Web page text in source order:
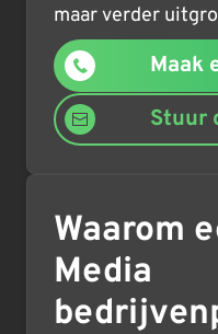
maar verder
Maak
Stuur
Waarom
Media